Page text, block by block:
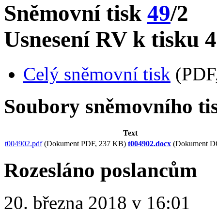
Sněmovní tisk 49/2
Usnesení RV k tisku
Celý sněmovní tisk
Soubory sněmovního
Text
t004902.pdf(Dokument PDF, 237 KB) t004902.docx (Dokument
Rozesláno poslancům
20. března 2018 v 16:01